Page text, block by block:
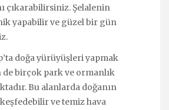
çıkarabilirsiniz. Şelalenin
yapabilir ve güzel bir gün
doğa yürüyüşleri yapmak
birçok park ve ormanlık
Bu alanlarda doğanın
ve temiz hava